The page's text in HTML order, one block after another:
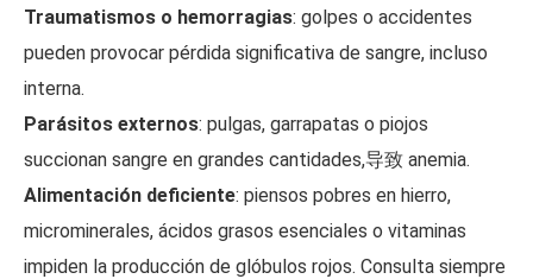
Traumatismos o hemorragias: golpes o accidentes
pueden provocar pérdida significativa de sangre, incluso
interna.
Parásitos externos: pulgas, garrapatas o piojos
succionan sangre en grandes cantidades,导致 anemia.
Alimentación deficiente: piensos pobres en hierro,
microminerales, ácidos grasos esenciales o vitaminas
impiden la producción de glóbulos rojos. Consulta siempre